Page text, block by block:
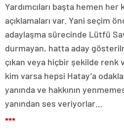
Yardımcıları başta hemen
açıklamaları var. Yani seçim
adaylaşma sürecinde Lütfü
durmayan, hatta aday
çıkan veya hiçbir şekilde renk
kim varsa hepsi Hatay’a
yanında ve hakkının
yanından ses veriyorlar…
***